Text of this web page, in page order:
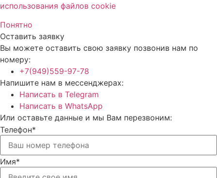
использования файлов cookie
Понятно
Оставить заявку
Вы можете оставить свою заявку позвонив нам по
номеру:
+7(949)559-97-78
Напишите нам в мессенджерах:
Написать в Telegram
Написать в WhatsApp
Или оставьте данные и мы Вам перезвоним:
Телефон*
Имя*